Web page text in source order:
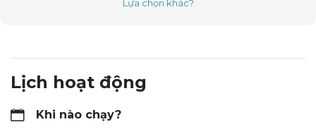
Lựa chọn khác?
Lịch hoạt động
Khi nào chạy?